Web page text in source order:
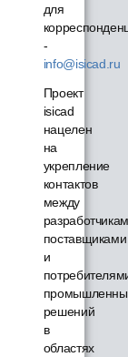
для
-
info@isicad.ru
Проект
isicad
нацелен
на
укрепление
контактов
между
поставщиками
и
решений
в
областях